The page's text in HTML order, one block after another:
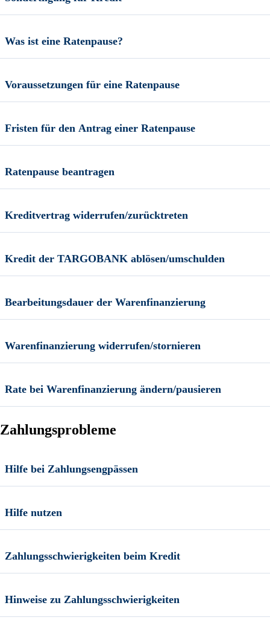
Was ist eine Ratenpause?
Voraussetzungen für eine Ratenpause
Fristen für den Antrag einer Ratenpause
Ratenpause beantragen
Kreditvertrag widerrufen/zurücktreten
Kredit der TARGOBANK ablösen/umschulden
Bearbeitungsdauer der Warenfinanzierung
Warenfinanzierung widerrufen/stornieren
Rate bei Warenfinanzierung ändern/pausieren
Zahlungsprobleme
Hilfe bei Zahlungsengpässen
Hilfe nutzen
Zahlungsschwierigkeiten beim Kredit
Hinweise zu Zahlungsschwierigkeiten